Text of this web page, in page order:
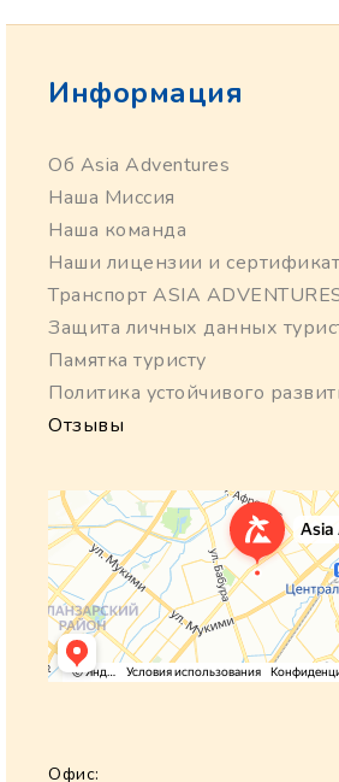
Информация
Об Asia Adventures
Наша Миссия
Наша команда
Наши лицензии и
Транспорт ASIA
Защита личных данных
Памятка туристу
Политика устойчивого
Отзывы
Офис: